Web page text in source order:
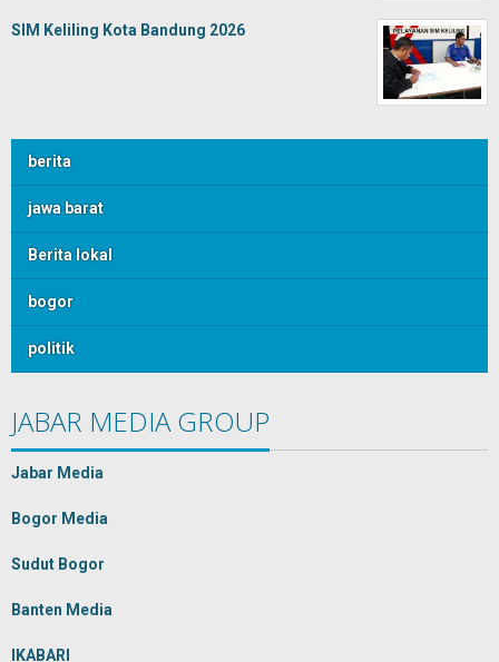
SIM Keliling Kota Bandung 2026
berita
jawa barat
Berita lokal
bogor
politik
JABAR MEDIA GROUP
Jabar Media
Bogor Media
Sudut Bogor
Banten Media
IKABARI